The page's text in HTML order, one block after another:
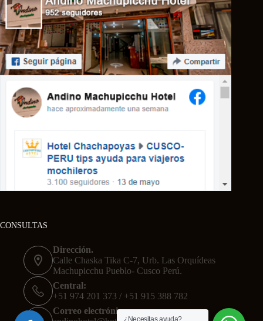
CONSULTAS
Dirección.
Calle Chaska Tika C-7, Urb. Las Orquídeas
Machupicchu Pueblo- Cusco Perú.
Central:
+51 974 201 373 / +51 915 388 782
Correo electrónico:
¿Necesitas ayuda?